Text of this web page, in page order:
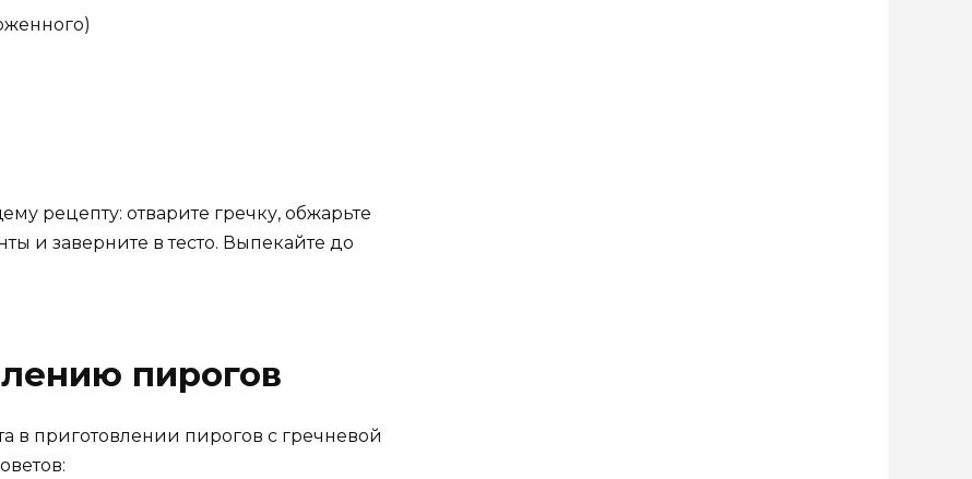
рецепту: отварите гречку, обжарьте
и заверните в тесто. Выпекайте до
пирогов
в приготовлении пирогов с гречневой